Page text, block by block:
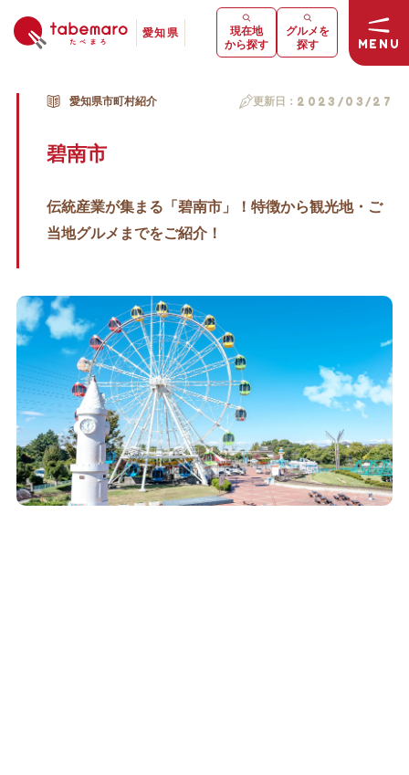
愛知県
MENU
現在地
から探す
グルメを
探す
愛知県市町村紹介 更新日： 2023/03/27
碧南市
伝統産業が集まる「碧南市」！特徴から観光地・ご
当地グルメまでをご紹介！